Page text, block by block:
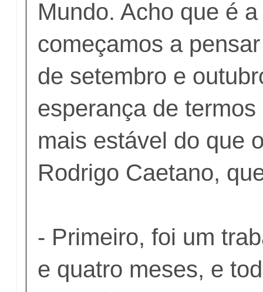
Mundo. Acho que é
começamos a
de setembro e
esperança de
mais estável do que
Rodrigo Caetano,
- Primeiro, foi um
e quatro meses, e